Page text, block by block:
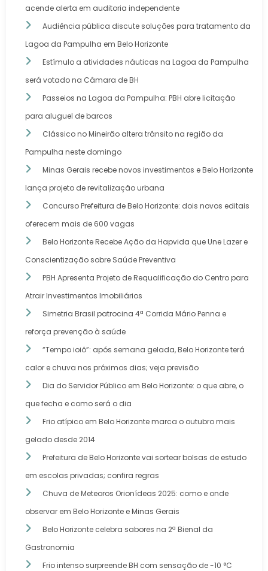
acende alerta em auditoria independente
Audiência pública discute soluções para tratamento da
Lagoa da Pampulha em Belo Horizonte
Estímulo a atividades náuticas na Lagoa da Pampulha
será votado na Câmara de BH
Passeios na Lagoa da Pampulha: PBH abre licitação
para aluguel de barcos
Clássico no Mineirão altera trânsito na região da
Pampulha neste domingo
Minas Gerais recebe novos investimentos e Belo Horizonte
lança projeto de revitalização urbana
Concurso Prefeitura de Belo Horizonte: dois novos editais
oferecem mais de 600 vagas
Belo Horizonte Recebe Ação da Hapvida que Une Lazer e
Conscientização sobre Saúde Preventiva
PBH Apresenta Projeto de Requalificação do Centro para
Atrair Investimentos Imobiliários
Simetria Brasil patrocina 4ª Corrida Mário Penna e
reforça prevenção à saúde
“Tempo ioiô”: após semana gelada, Belo Horizonte terá
calor e chuva nos próximos dias; veja previsão
Dia do Servidor Público em Belo Horizonte: o que abre, o
que fecha e como será o dia
Frio atípico em Belo Horizonte marca o outubro mais
gelado desde 2014
Prefeitura de Belo Horizonte vai sortear bolsas de estudo
em escolas privadas; confira regras
Chuva de Meteoros Orionídeas 2025: como e onde
observar em Belo Horizonte e Minas Gerais
Belo Horizonte celebra sabores na 2ª Bienal da
Gastronomia
Frio intenso surpreende BH com sensação de -10 °C